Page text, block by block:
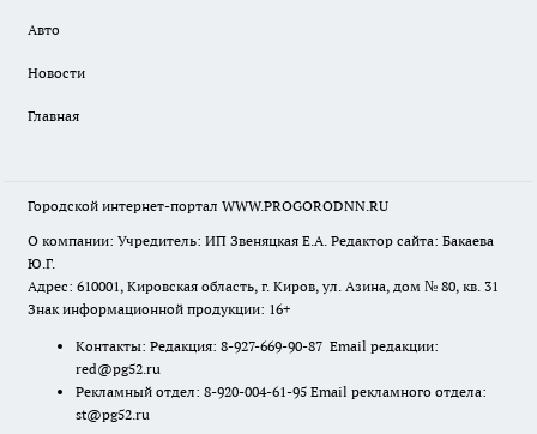
Авто
Новости
Главная
Городской интернет-портал WWW.PROGORODNN.RU
О компании: Учредитель: ИП Звеняцкая Е.А. Редактор сайта: Бакаева
Ю.Г.
Адрес: 610001, Кировская область, г. Киров, ул. Азина, дом № 80, кв. 31
Знак информационной продукции: 16+
Контакты: Редакция: 8-927-669-90-87 Email редакции:
red@pg52.ru
Рекламный отдел: 8-920-004-61-95 Email рекламного отдела:
st@pg52.ru